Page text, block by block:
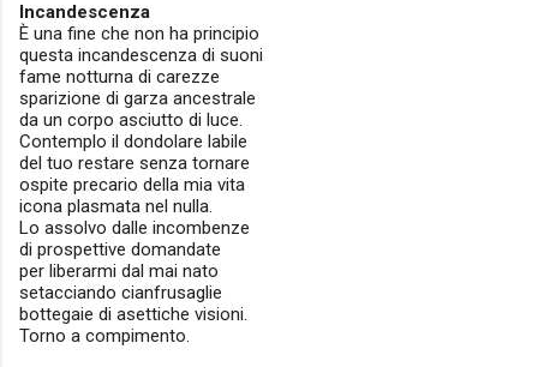
Incandescenza
È una fine che non ha principio
questa incandescenza di suoni
fame notturna di carezze
sparizione di garza ancestrale
da un corpo asciutto di luce.
Contemplo il dondolare labile
del tuo restare senza tornare
ospite precario della mia vita
icona plasmata nel nulla.
Lo assolvo dalle incombenze
di prospettive domandate
per liberarmi dal mai nato
setacciando cianfrusaglie
bottegaie di asettiche visioni.
Torno a compimento.